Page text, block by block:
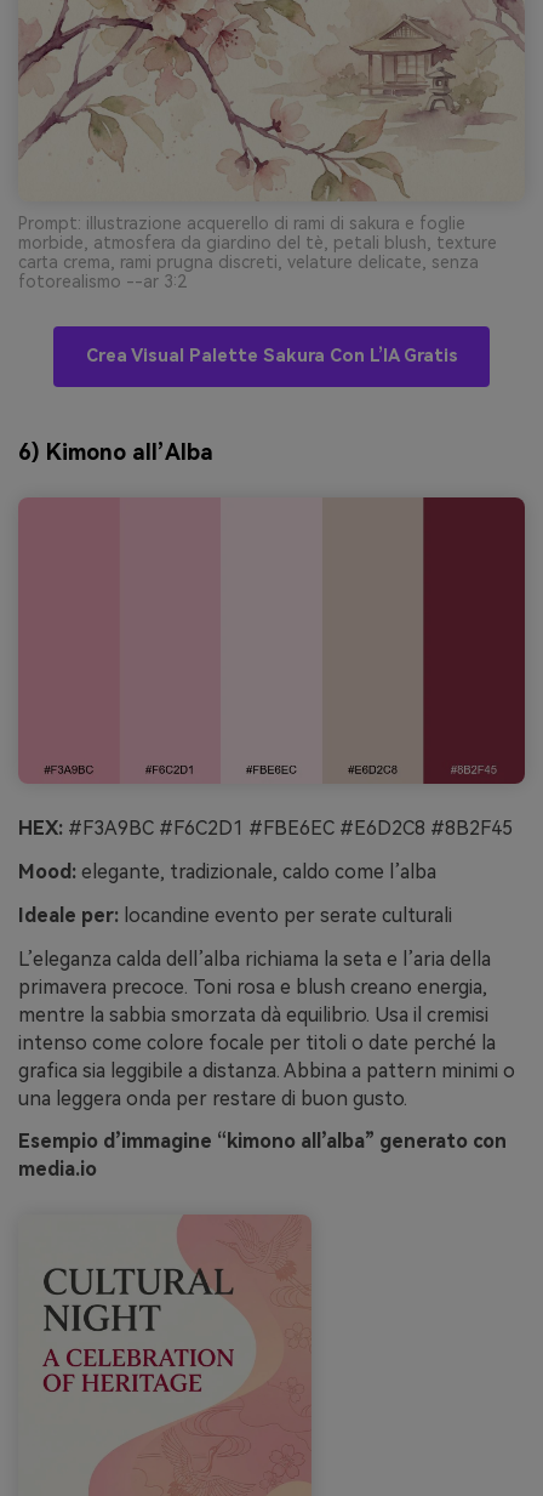
Prompt: illustrazione acquerello di rami di sakura e foglie
morbide, atmosfera da giardino del tè, petali blush, texture
carta crema, rami prugna discreti, velature delicate, senza
fotorealismo --ar 3:2
Crea Visual Palette Sakura Con L’IA Gratis
6) Kimono all’Alba
HEX: #F3A9BC #F6C2D1 #FBE6EC #E6D2C8 #8B2F45
Mood: elegante, tradizionale, caldo come l’alba
Ideale per: locandine evento per serate culturali
L’eleganza calda dell’alba richiama la seta e l’aria della
primavera precoce. Toni rosa e blush creano energia,
mentre la sabbia smorzata dà equilibrio. Usa il cremisi
intenso come colore focale per titoli o date perché la
grafica sia leggibile a distanza. Abbina a pattern minimi o
una leggera onda per restare di buon gusto.
Esempio d’immagine “kimono all’alba” generato con
media.io